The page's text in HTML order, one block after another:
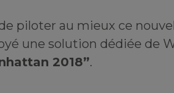
piloter au mieux ce
une solution dédiée de
2018”.